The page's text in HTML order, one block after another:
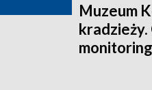
Muzeum
kradzieży.